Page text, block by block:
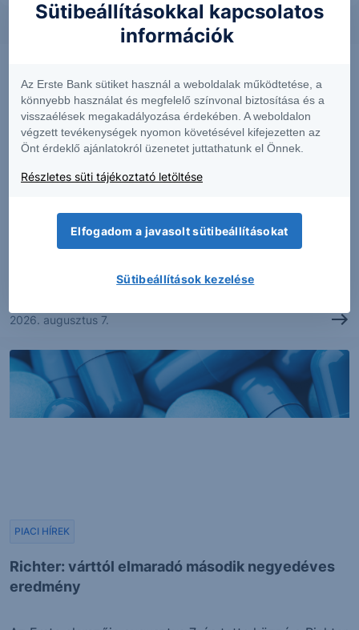
2026. augusztus 7.
Richter: várttól elmaradó második negyedéves
eredmény
PIACI HÍREK
Sütibeállításokkal kapcsolatos
információk
Az Erste Bank sütiket használ a weboldalak működtetése, a
könnyebb használat és megfelelő színvonal biztosítása és a
visszaélések megakadályozása érdekében. A weboldalon
végzett tevékenységek nyomon követésével kifejezetten az
Önt érdeklő ajánlatokról üzenetet juttathatunk el Önnek.
Részletes süti tájékoztató letöltése
Elfogadom a javasolt sütibeállításokat
Sütibeállítások kezelése